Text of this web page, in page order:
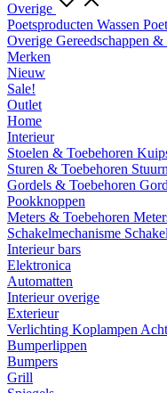
Overige
Poetsproducten Wassen
Overige Gereedschappen
Merken
Nieuw
Sale!
Outlet
Home
Interieur
Stoelen & Toebehoren
Sturen & Toebehoren
Gordels & Toebehoren
Pookknoppen
Meters & Toebehoren
Schakelmechanisme
Interieur bars
Elektronica
Automatten
Interieur overige
Exterieur
Verlichting Koplampen
Bumperlippen
Bumpers
Grill